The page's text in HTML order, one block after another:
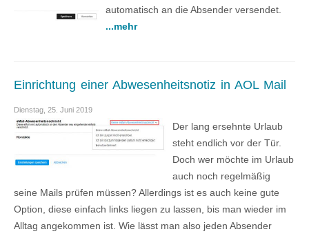
automatisch an die Absender versendet.
...mehr
Einrichtung einer Abwesenheitsnotiz in AOL Mail
Dienstag, 25. Juni 2019
Der lang ersehnte Urlaub
steht endlich vor der Tür.
Doch wer möchte im Urlaub
auch noch regelmäßig
seine Mails prüfen müssen? Allerdings ist es auch keine gute
Option, diese einfach links liegen zu lassen, bis man wieder im
Alltag angekommen ist. Wie lässt man also jeden Absender